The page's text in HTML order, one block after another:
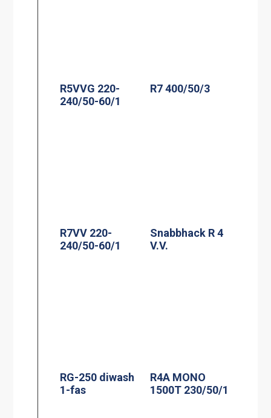
R5VVG 220-
240/50-60/1
R7 400/50/3
R7VV 220-
240/50-60/1
Snabbhack R 4
V.V.
RG-250 diwash
1-fas
R4A MONO
1500T 230/50/1